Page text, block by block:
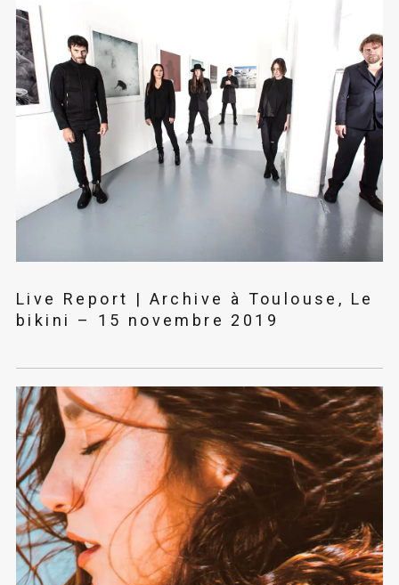
Live Report | Archive à Toulouse, Le
bikini – 15 novembre 2019